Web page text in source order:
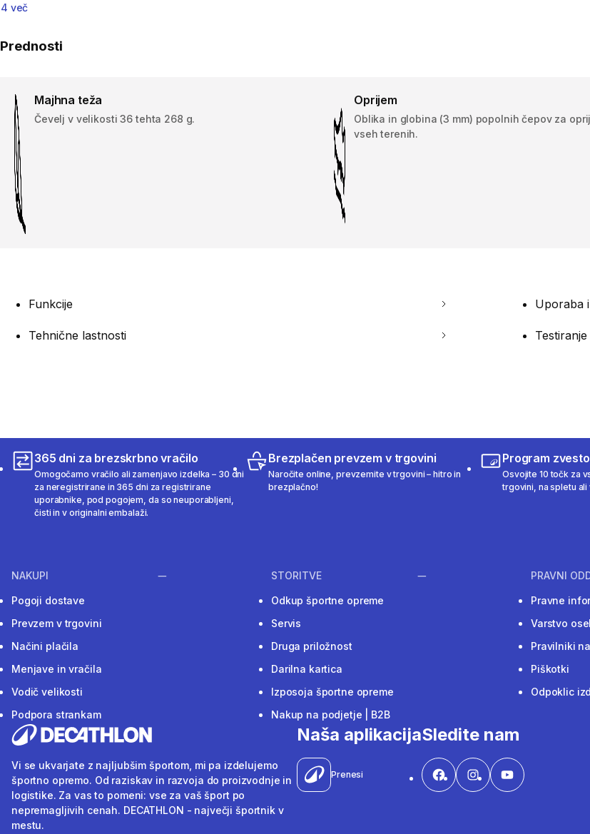
4 več
Prednosti
Majhna teža
Čevelj v velikosti 36 tehta 268 g.
Oprijem
Oblika in globina (3 mm) popolnih čepov za
vseh terenih.
Funkcije Uporaba
Tehnične lastnosti Testiranje
365 dni za brezskrbno vračilo
Omogočamo vračilo ali zamenjavo izdelka – 30 dni
za neregistrirane in 365 dni za registrirane
uporabnike, pod pogojem, da so neuporabljeni,
čisti in v originalni embalaži.
Brezplačen prevzem v trgovini
Naročite online, prevzemite v trgovini – hitro in
brezplačno!
Program
Osvojite 10 točk za
trgovini, na spletu ali
NAKUPI
Pogoji dostave
Prevzem v trgovini
Načini plačila
Menjave in vračila
Vodič velikosti
Podpora strankam
STORITVE
Odkup športne opreme
Servis
Druga priložnost
Darilna kartica
Izposoja športne opreme
Nakup na podjetje | B2B
PRAVNI
Pravne
Varstvo
Pravilniki
Piškotki
Odpoklic
Vi se ukvarjate z najljubšim športom, mi pa izdelujemo
športno opremo. Od raziskav in razvoja do proizvodnje in
logistike. Za vas to pomeni: vse za vaš šport po
nepremagljivih cenah. DECATHLON - največji športnik v
mestu.
Naša aplikacija
Prenesi
Sledite nam